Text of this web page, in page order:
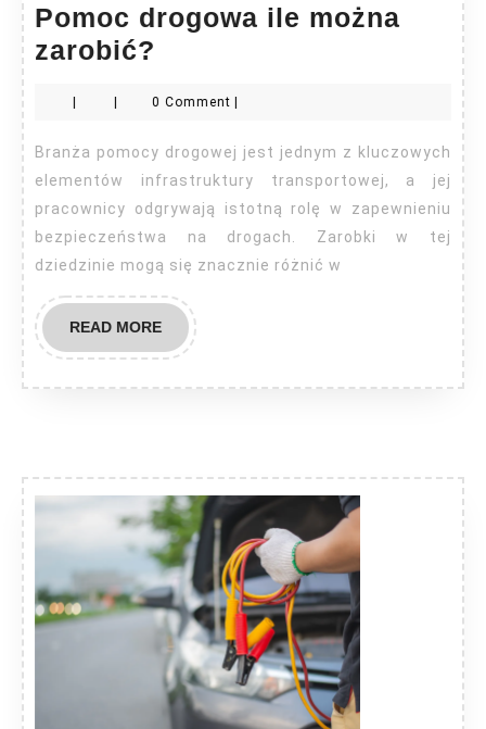
Pomoc drogowa ile można
zarobić?
ile
można
zarobić?
| | 0 Comment |
Branża pomocy drogowej jest jednym z kluczowych
elementów infrastruktury transportowej, a jej
pracownicy odgrywają istotną rolę w zapewnieniu
bezpieczeństwa na drogach. Zarobki w tej
dziedzinie mogą się znacznie różnić w
READ MOREREAD
MORE